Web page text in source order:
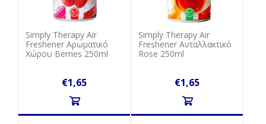
Simply Therapy Air
Freshener Αρωματικό
Χώρου Berries 250ml
€1,65
Simply Therapy Air
Freshener Ανταλλακτικό
Rose 250ml
€1,65